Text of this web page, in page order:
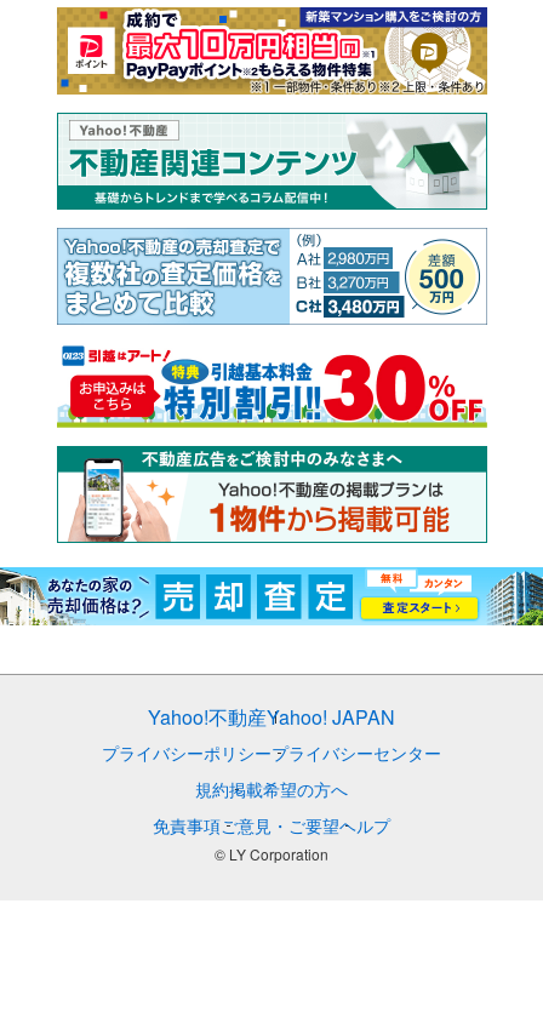
Yahoo!不動産Yahoo! JAPAN
プライバシーポリシープライバシーセンター
規約掲載希望の方へ
免責事項ご意見・ご要望ヘルプ
© LY Corporation